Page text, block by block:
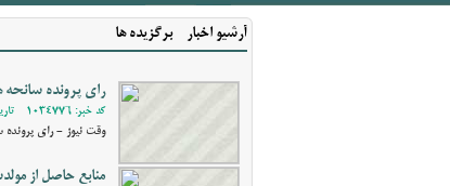
آرشیو اخبار - برگزیده ها
رای پرونده سانحه
کد خبر: 1034776 - تاریخ انتشار: 1402/01/27 22:51
وقت نیوز - رای پرونده
منابع حاصل از